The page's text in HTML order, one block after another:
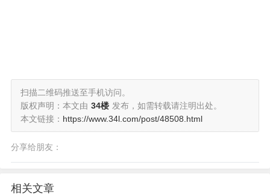
扫描二维码推送至手机访问。
版权声明：本文由 34楼 发布，如需转载请注明出处。
本文链接： https://www.34l.com/post/48508.html
分享给朋友：
相关文章